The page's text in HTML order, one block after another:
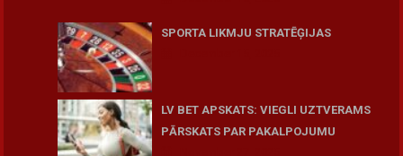
SPORTA LIKMJU STRATĒĢIJAS
LV BET APSKATS: VIEGLI UZTVERAMS
PĀRSKATS PAR PAKALPOJUMU